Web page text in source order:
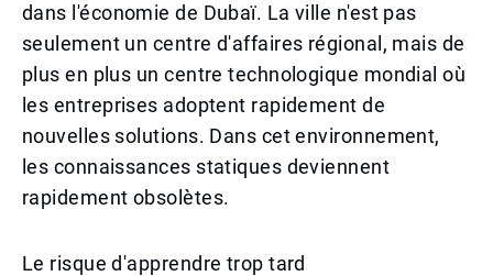
dans l'économie de Dubaï. La ville n'est pas
seulement un centre d'affaires régional, mais de
plus en plus un centre technologique mondial où
les entreprises adoptent rapidement de
nouvelles solutions. Dans cet environnement,
les connaissances statiques deviennent
rapidement obsolètes.
Le risque d'apprendre trop tard